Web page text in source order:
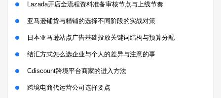
Lazada开店全流程资料准备审核节点与上线节奏
亚马逊铺货与精铺的选择不同阶段的实战对策
日本亚马逊站点广告基础投放关键词结构与预算分配
结汇方式怎么选企业与个人的差异与注意的事
Cdiscount跨境平台商家的进入方法
跨境电商代运营公司选择要点